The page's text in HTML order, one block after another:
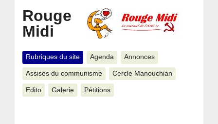
Rouge
Midi
Rubriques du site Agenda Annonces
Assises du communisme Cercle Manouchian
Edito Galerie Pétitions